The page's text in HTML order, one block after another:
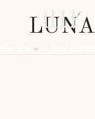
LUNA